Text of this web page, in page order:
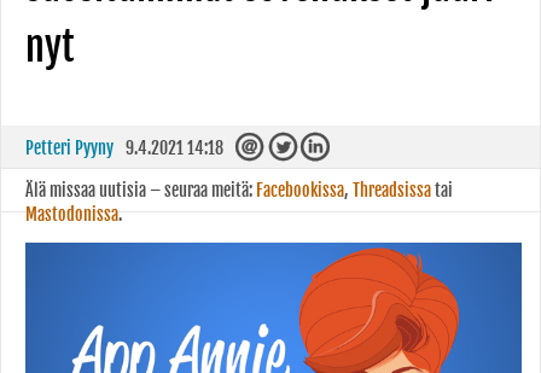
nyt
Petteri Pyyny 9.4.2021 14:18
Älä missaa uutisia – seuraa meitä: Facebookissa, Threadsissatai
Mastodonissa.